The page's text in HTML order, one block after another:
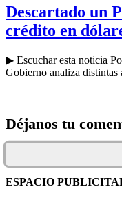
Descartado un
crédito en
▶ Escuchar esta noticia
Gobierno analiza
Déjanos tu
ESPACIO